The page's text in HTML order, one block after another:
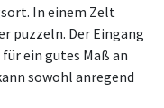
In einem Zelt
puzzeln. Der Eingang
ein gutes Maß an
sowohl anregend